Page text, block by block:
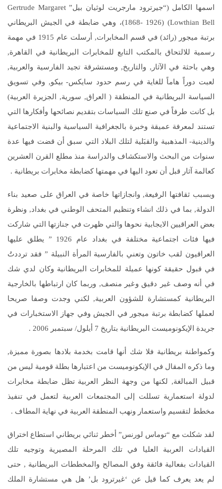
اسمها الكامل (“جيرترود مارجريت لوثيان بيل” Gertrude Margaret
Lowthian Bell) (1868- 1926)، وهي ضابطة في الجيش البريطاني
برتبة ميجور (رائد) في قسم المخابرات, أرسلت عام 1915 في مهمة
رسمية للالتحاق بالمكتب التابع للمخابرات البريطانية في القاهرة,
وهي باحثة في الآثار, والتاريخ, ومستشرقة تجيد الفارسية والعربية,
لعبت دوراً هاماً للغاية في رسم حدود سايكس- بيكو, وفي تسويق
السياسة البريطانية في المنطقة ( العراق, سورية, الجزيرة العربية)
بل كانت طرفاً في صنع تلك السياسات بتقديم نصائحها وأفكارها التي
تستند لمعرفة عميقة وخبرة بالجغرافية السياسية والبنية الاجتماعية
والدينية- المذهبية والقبَلية لتلك البلاد التي سبق أن قضت فيها عدة
سنوات من البحث والاستكشاف والدراسة منذ مطلع القرن العشرين
كعالمة آثار قبل أن تعود اليها في مهمتها كضابطة مخابرات بريطانية .
وبسبب ثقافتها الرفيعة, وانجازاتها خاصة في العراق على صعيد بناء
الدولة, بما في ذلك انشاء وتنظيم المتحف الوطني في بغداد, ونظرة
بعض العراقيين الايجابية نحوها والتي ظهرت في جنازتها التي شاركت
فيها فئات اجتماعية مختلفة في بغداد عام 1926 ” يطلق عليها
العراقيون لقب خاتون وتعني بالفارسية المرأة النبيلة ” فقد ترددتُ
في قبول حقيقة كونها عميلة للمخابرات البريطانية وكان لدي شك
في أنه وصف غير دقيق وغير منصف, وربما كان ارتباطها بالخارجية
البريطانية كمستشارة للشؤون العربية, لكني وجدت وصفا صريحا
لعملها كضابطة برتبة ميجور في الجيش وفي جهاز الاستخبارات في
جريدة الإيكونوميست البريطانية بتاريخ 7 أيلول/ سبتمبر 2006 .
وكمواطنة بريطانية فلا شك أنها قامت بخدمة بلادها بصورة مميزة,
وما ذكره المقال في الإيكونوميست من اعتبارها بطلة قومية ليس من
قبيل المبالغة, لكنها من وجهة النظر العربية تظل ضابطة مخابرات
لدولة استعمارية تسللت إلى المجتمعات العربية لتعمل في تنفيذ
مخطط لتقسيم واستعمار ونهب المنطقة العربية في نهاية المطاف .
لقد شكلت مع “توماس لورنس” أخطر ثنائي بريطاني استطاع اختراق
القيادات العربية العليا في تلك المرحلة المصيرية وتوجيه تلك
القيادات بفعالية فائقة وفق المصالح والمخططات البريطانية , حتى
لم يعد يعرف كما قيل عن ‘غيرترود بل’ هل هي مستشارة الملك